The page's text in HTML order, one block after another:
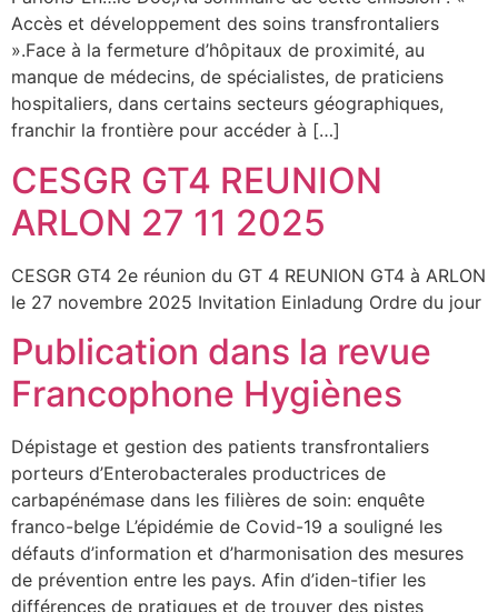
Accès et développement des soins transfrontaliers
».Face à la fermeture d’hôpitaux de proximité, au
manque de médecins, de spécialistes, de praticiens
hospitaliers, dans certains secteurs géographiques,
franchir la frontière pour accéder à […]
CESGR GT4 REUNION
ARLON 27 11 2025
CESGR GT4 2e réunion du GT 4 REUNION GT4 à ARLON
le 27 novembre 2025 Invitation Einladung Ordre du jour
Publication dans la revue
Francophone Hygiènes
Dépistage et gestion des patients transfrontaliers
porteurs d’Enterobacterales productrices de
carbapénémase dans les filières de soin: enquête
franco-belge L’épidémie de Covid-19 a souligné les
défauts d’information et d’harmonisation des mesures
de prévention entre les pays. Afin d’iden-tifier les
différences de pratiques et de trouver des pistes